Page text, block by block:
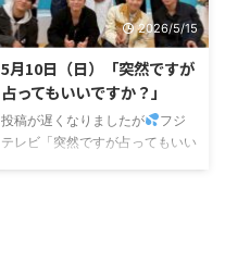
ノリコさんの四柱推命占い
2026/5/15
5月10日（日）「突然ですが
占ってもいいですか？」
投稿が遅くなりましたが
フジ
テレビ「突然ですが占ってもいい